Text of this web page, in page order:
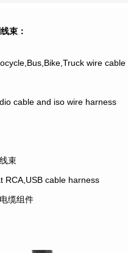
束：
wire
cable and iso wire harness
束
RCA,USB cable harness
缆组件